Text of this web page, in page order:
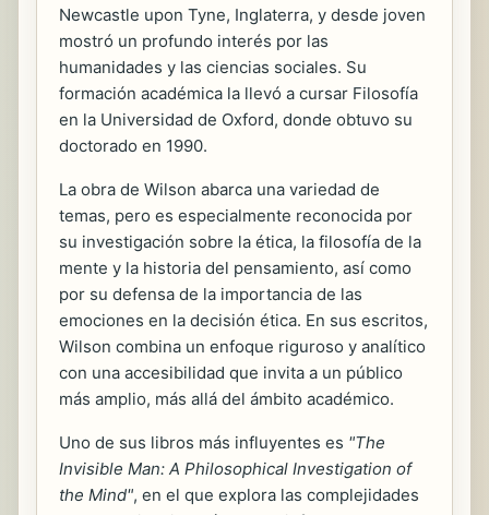
Newcastle upon Tyne, Inglaterra, y desde joven
mostró un profundo interés por las
humanidades y las ciencias sociales. Su
formación académica la llevó a cursar Filosofía
en la Universidad de Oxford, donde obtuvo su
doctorado en 1990.
La obra de Wilson abarca una variedad de
temas, pero es especialmente reconocida por
su investigación sobre la ética, la filosofía de la
mente y la historia del pensamiento, así como
por su defensa de la importancia de las
emociones en la decisión ética. En sus escritos,
Wilson combina un enfoque riguroso y analítico
con una accesibilidad que invita a un público
más amplio, más allá del ámbito académico.
Uno de sus libros más influyentes es "The
Invisible Man: A Philosophical Investigation of
the Mind", en el que explora las complejidades